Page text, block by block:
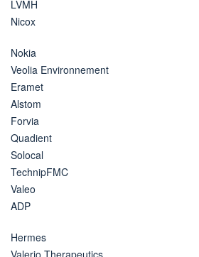
LVMH
Nicox
Nokia
Veolia Environnement
Eramet
Alstom
Forvia
Quadient
Solocal
TechnipFMC
Valeo
ADP
Hermes
Valerio Therapeutics